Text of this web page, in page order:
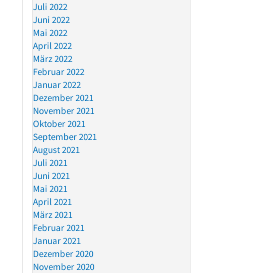
Juli 2022
Juni 2022
Mai 2022
April 2022
März 2022
Februar 2022
Januar 2022
Dezember 2021
November 2021
Oktober 2021
September 2021
August 2021
Juli 2021
Juni 2021
Mai 2021
April 2021
März 2021
Februar 2021
Januar 2021
Dezember 2020
November 2020